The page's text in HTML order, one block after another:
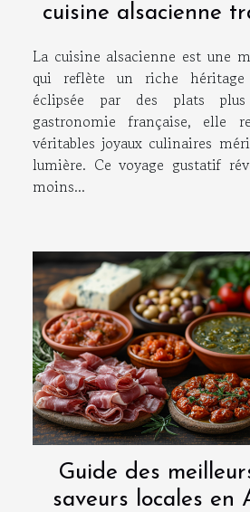
cuisine alsacienne
La cuisine alsacienne est une
qui reflète un riche héritage
éclipsée par des plats
gastronomie française, elle
véritables joyaux culinaires
lumière. Ce voyage gustatif
moins...
Guide des
saveurs locales en